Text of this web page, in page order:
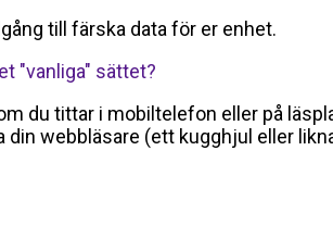
till färska data för er enhet.
"vanliga" sättet?
du tittar i mobiltelefon eller på
webbläsare (ett kugghjul eller